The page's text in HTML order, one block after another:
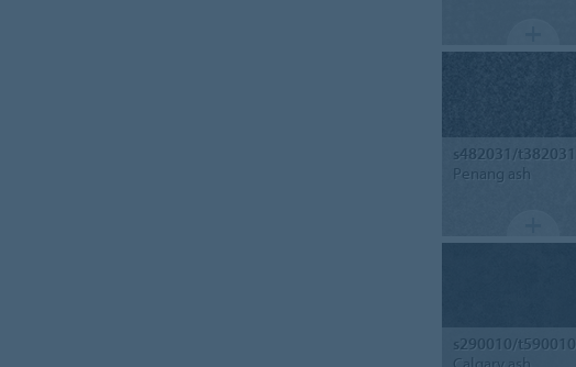
s482031/t382031
Penang ash
s290010/t590010